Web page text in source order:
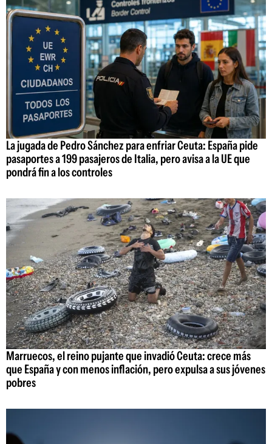
La jugada de Pedro Sánchez para enfriar Ceuta: España pide
pasaportes a 199 pasajeros de Italia, pero avisa a la UE que
pondrá fin a los controles
Marruecos, el reino pujante que invadió Ceuta: crece más
que España y con menos inflación, pero expulsa a sus jóvenes
pobres